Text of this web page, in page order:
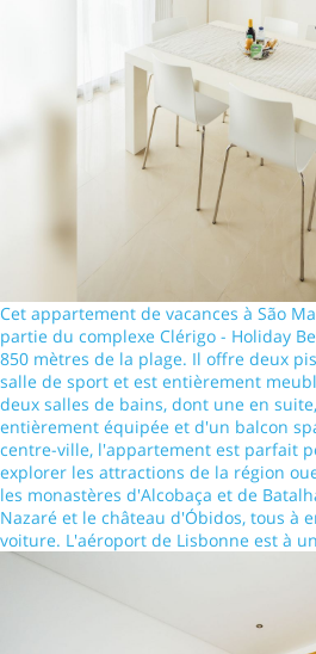
Cet appartement de vacances à São
partie du complexe Clérigo - Holiday
850 mètres de la plage. Il offre deux
salle de sport et est entièrement
deux salles de bains, dont une en
entièrement équipée et d'un balcon
centre-ville, l'appartement est parfait
explorer les attractions de la région
les monastères d'Alcobaça et de
Nazaré et le château d'Óbidos, tous à
voiture. L'aéroport de Lisbonne est à